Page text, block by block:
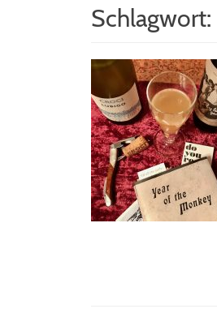
Schlagwort: